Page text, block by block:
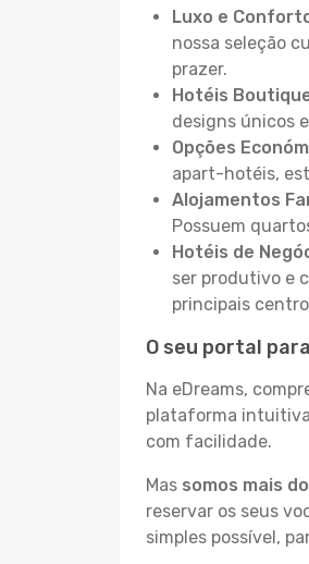
Luxo e
nossa seleção
prazer.
Hotéis
designs únicos
Opções
apart-hotéis,
Alojamentos
Possuem
Hotéis de
ser produtivo e
principais
O seu portal
Na eDreams,
plataforma
com facilidade.
Mas somos mais
reservar os seus
simples possível,